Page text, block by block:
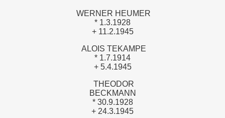
WERNER HEUMER
* 1.3.1928
+ 11.2.1945
ALOIS TEKAMPE
* 1.7.1914
+ 5.4.1945
THEODOR
BECKMANN
* 30.9.1928
+ 24.3.1945